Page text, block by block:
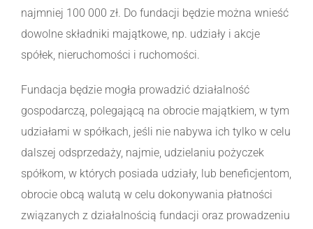
najmniej 100 000 zł. Do fundacji będzie można wnieść
dowolne składniki majątkowe, np. udziały i akcje
spółek, nieruchomości i ruchomości.
Fundacja będzie mogła prowadzić działalność
gospodarczą, polegającą na obrocie majątkiem, w tym
udziałami w spółkach, jeśli nie nabywa ich tylko w celu
dalszej odsprzedaży, najmie, udzielaniu pożyczek
spółkom, w których posiada udziały, lub beneficjentom,
obrocie obcą walutą w celu dokonywania płatności
związanych z działalnością fundacji oraz prowadzeniu